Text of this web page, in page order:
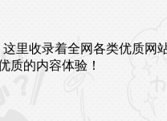
里收录着全网各类优质
质的内容体验！